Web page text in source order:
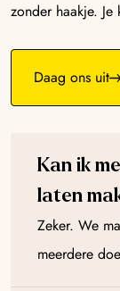
zonder haakje.
Daag ons uit
Kan ik
laten
Zeker. We
meerdere